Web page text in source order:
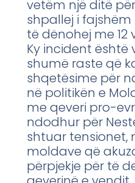
vetëm një ditë
shpallej i
të dënohej me 12
Ky incident është
shumë raste që
shqetësime për
në politikën e
me qeveri pro-
ndodhur për
shtuar tensionet,
moldave që
përpjekje për të